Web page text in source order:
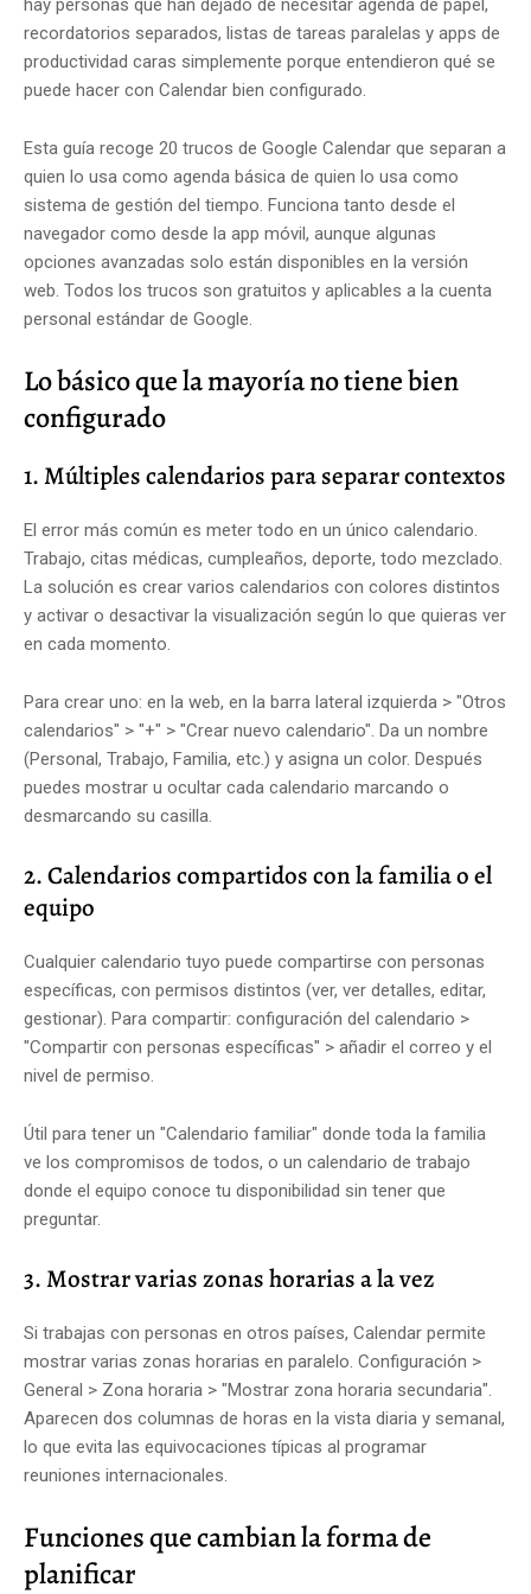
hay personas que han dejado de necesitar agenda de papel,
recordatorios separados, listas de tareas paralelas y apps de
productividad caras simplemente porque entendieron qué se
puede hacer con Calendar bien configurado.
Esta guía recoge 20 trucos de Google Calendar que separan a
quien lo usa como agenda básica de quien lo usa como
sistema de gestión del tiempo. Funciona tanto desde el
navegador como desde la app móvil, aunque algunas
opciones avanzadas solo están disponibles en la versión
web. Todos los trucos son gratuitos y aplicables a la cuenta
personal estándar de Google.
Lo básico que la mayoría no tiene bien
configurado
1. Múltiples calendarios para separar contextos
El error más común es meter todo en un único calendario.
Trabajo, citas médicas, cumpleaños, deporte, todo mezclado.
La solución es crear varios calendarios con colores distintos
y activar o desactivar la visualización según lo que quieras ver
en cada momento.
Para crear uno: en la web, en la barra lateral izquierda > "Otros
calendarios" > "+" > "Crear nuevo calendario". Da un nombre
(Personal, Trabajo, Familia, etc.) y asigna un color. Después
puedes mostrar u ocultar cada calendario marcando o
desmarcando su casilla.
2. Calendarios compartidos con la familia o el
equipo
Cualquier calendario tuyo puede compartirse con personas
específicas, con permisos distintos (ver, ver detalles, editar,
gestionar). Para compartir: configuración del calendario >
"Compartir con personas específicas" > añadir el correo y el
nivel de permiso.
Útil para tener un "Calendario familiar" donde toda la familia
ve los compromisos de todos, o un calendario de trabajo
donde el equipo conoce tu disponibilidad sin tener que
preguntar.
3. Mostrar varias zonas horarias a la vez
Si trabajas con personas en otros países, Calendar permite
mostrar varias zonas horarias en paralelo. Configuración >
General > Zona horaria > "Mostrar zona horaria secundaria".
Aparecen dos columnas de horas en la vista diaria y semanal,
lo que evita las equivocaciones típicas al programar
reuniones internacionales.
Funciones que cambian la forma de
planificar